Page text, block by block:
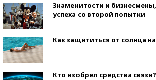
Знаменитости и
успеха со второй попытки
Как защититься от солнца
Кто изобрел средства связи?